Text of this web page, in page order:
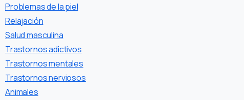
Problemas de la piel
Relajación
Salud masculina
Trastornos adictivos
Trastornos mentales
Trastornos nerviosos
Аnimales